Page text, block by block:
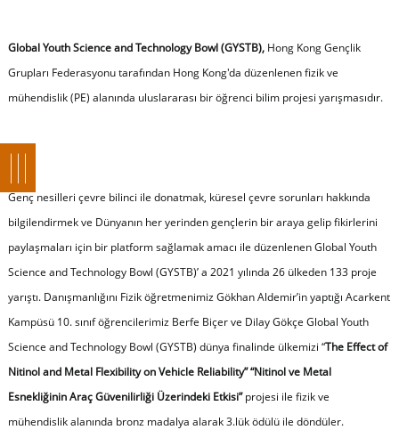
Global Youth Science and Technology Bowl (GYSTB), Hong Kong Gençlik
Grupları Federasyonu tarafından Hong Kong'da düzenlenen fizik ve
mühendislik (PE) alanında uluslararası bir öğrenci bilim projesi yarışmasıdır.
Genç nesilleri çevre bilinci ile donatmak, küresel çevre sorunları hakkında
bilgilendirmek ve Dünyanın her yerinden gençlerin bir araya gelip fikirlerini
paylaşmaları için bir platform sağlamak amacı ile düzenlenen Global Youth
Science and Technology Bowl (GYSTB)’ a 2021 yılında 26 ülkeden 133 proje
yarıştı. Danışmanlığını Fizik öğretmenimiz Gökhan Aldemir’in yaptığı Acarkent
Kampüsü 10. sınıf öğrencilerimiz Berfe Biçer ve Dilay Gökçe Global Youth
Science and Technology Bowl (GYSTB) dünya finalinde ülkemizi “The Effect of
Nitinol and Metal Flexibility on Vehicle Reliability” “Nitinol ve Metal
Esnekliğinin Araç Güvenilirliği Üzerindeki Etkisi”projesi ile fizik ve
mühendislik alanında bronz madalya alarak 3.lük ödülü ile döndüler.